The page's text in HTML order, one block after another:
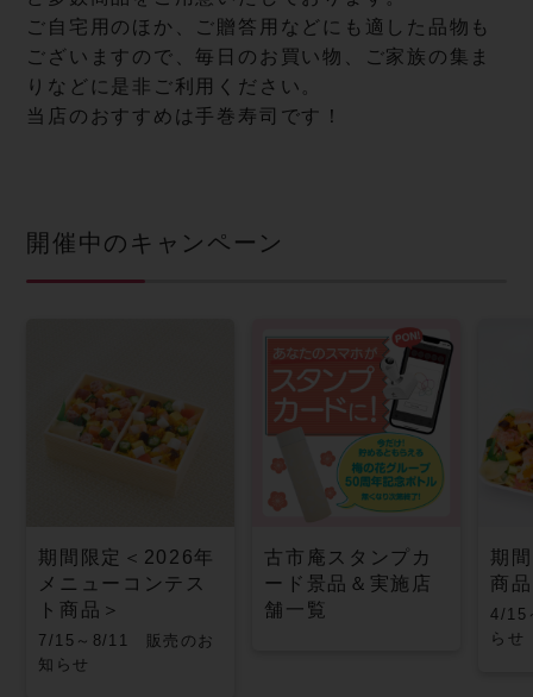
ご自宅用のほか、ご贈答用などにも適した品物も
ございますので、毎日のお買い物、ご家族の集ま
りなどに是非ご利用ください。
当店のおすすめは手巻寿司です！
開催中のキャンペーン
期間限定＜2026年
メニューコンテス
ト商品＞
7/15～8/11 販売のお
知らせ
古市庵スタンプカ
ード景品＆実施店
舗一覧
期
商
4/15
らせ